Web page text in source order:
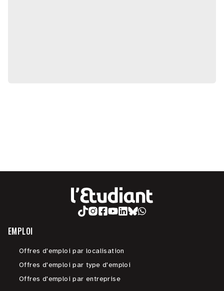
EMPLOI
Offres d'emploi par localisation
Offres d'emploi par type d'emploi
Offres d'emploi par entreprise